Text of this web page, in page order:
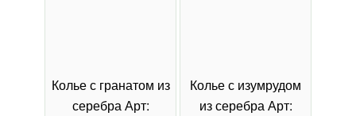
Колье с гранатом из
серебра Арт:
Колье с изумрудом
из серебра Арт: